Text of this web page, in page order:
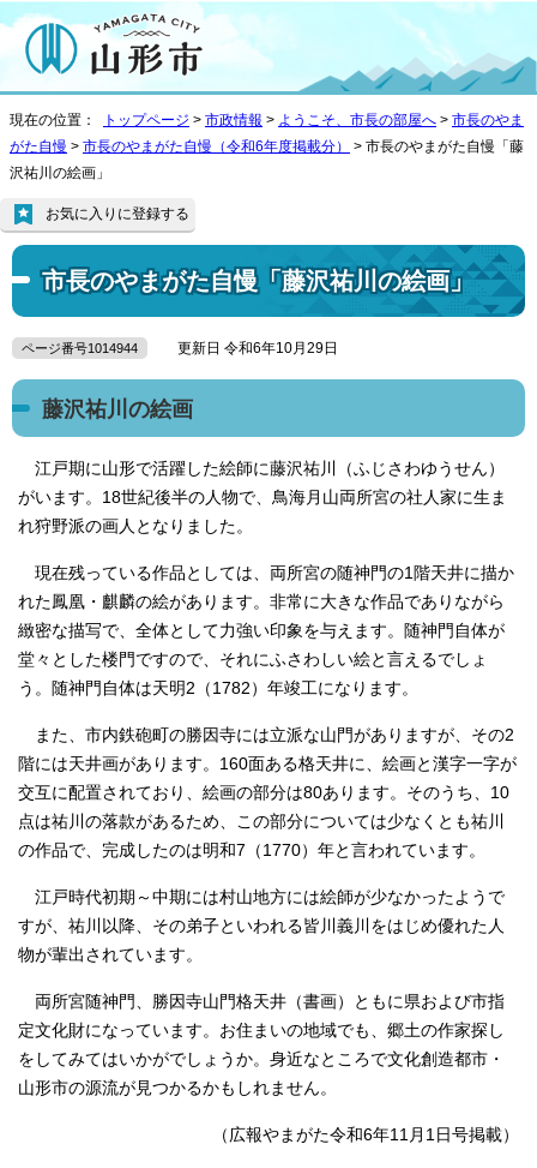
現在の位置： トップページ > 市政情報 > ようこそ、市長の部屋へ > 市長のやま
がた自慢 > 市長のやまがた自慢（令和6年度掲載分）
> 市長のやまがた自慢「藤
沢祐川の絵画」
市長のやまがた自慢「藤沢祐川の絵画」
お気に入りに登録する
ページ番号1014944 更新日 令和6年10月29日
藤沢祐川の絵画
江戸期に山形で活躍した絵師に藤沢祐川（ふじさわゆうせん）
がいます。18世紀後半の人物で、鳥海月山両所宮の社人家に生ま
れ狩野派の画人となりました。
現在残っている作品としては、両所宮の随神門の1階天井に描か
れた鳳凰・麒麟の絵があります。非常に大きな作品でありながら
緻密な描写で、全体として力強い印象を与えます。随神門自体が
堂々とした楼門ですので、それにふさわしい絵と言えるでしょ
う。随神門自体は天明2（1782）年竣工になります。
また、市内鉄砲町の勝因寺には立派な山門がありますが、その2
階には天井画があります。160面ある格天井に、絵画と漢字一字が
交互に配置されており、絵画の部分は80あります。そのうち、10
点は祐川の落款があるため、この部分については少なくとも祐川
の作品で、完成したのは明和7（1770）年と言われています。
江戸時代初期～中期には村山地方には絵師が少なかったようで
すが、祐川以降、その弟子といわれる皆川義川をはじめ優れた人
物が輩出されています。
両所宮随神門、勝因寺山門格天井（書画）ともに県および市指
定文化財になっています。お住まいの地域でも、郷土の作家探し
をしてみてはいかがでしょうか。身近なところで文化創造都市・
山形市の源流が見つかるかもしれません。
（広報やまがた令和6年11月1日号掲載）